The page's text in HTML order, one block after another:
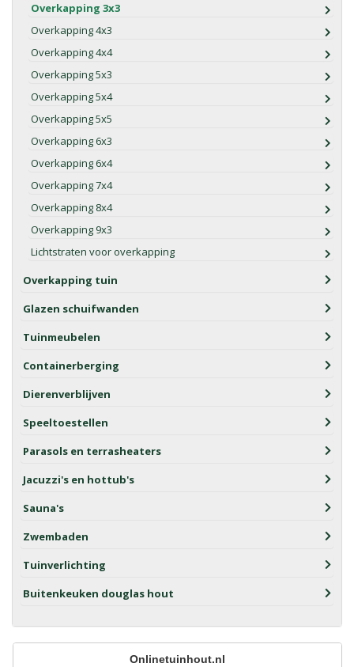
Overkapping 3x3
Overkapping 4x3
Overkapping 4x4
Overkapping 5x3
Overkapping 5x4
Overkapping 5x5
Overkapping 6x3
Overkapping 6x4
Overkapping 7x4
Overkapping 8x4
Overkapping 9x3
Lichtstraten voor overkapping
Overkapping tuin
Glazen schuifwanden
Tuinmeubelen
Containerberging
Dierenverblijven
Speeltoestellen
Parasols en terrasheaters
Jacuzzi's en hottub's
Sauna's
Zwembaden
Tuinverlichting
Buitenkeuken douglas hout
Onlinetuinhout.nl